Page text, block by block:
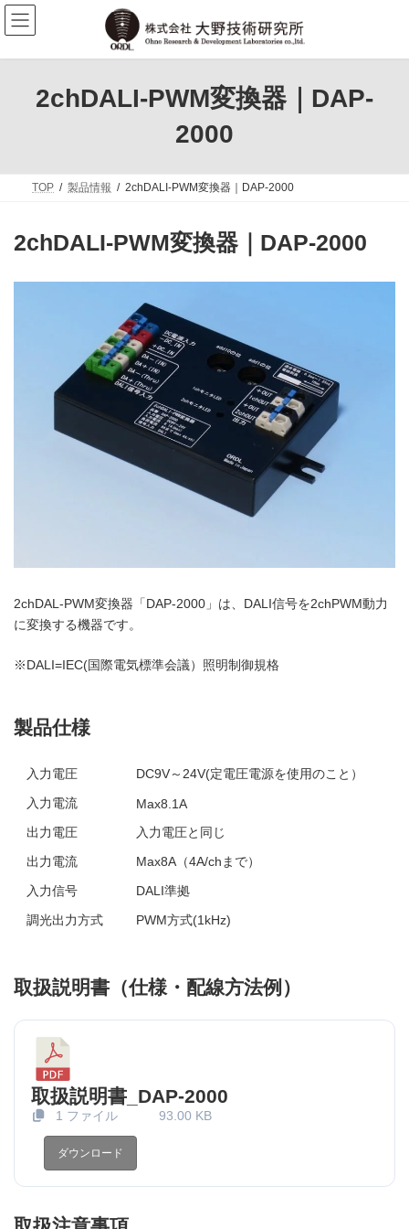
コ
ン
テ
ン
ナ
ビ
ゲ
ー
2chDALI-PWM変換器｜DAP-
2000
TOP 製品情報 2chDALI-PWM変換器｜DAP-2000
2chDALI-PWM変換器｜DAP-2000
2chDAL-PWM変換器「DAP-2000」は、DALI信号を2chPWM動力
に変換する機器です。
※DALI=IEC(国際電気標準会議）照明制御規格
製品仕様
入力電圧
DC9V～24V(定電圧電源を使用のこと）
入力電流
Max8.1A
出力電圧
入力電圧と同じ
出力電流
Max8A（4A/chまで）
入力信号
DALI準拠
調光出力方式
PWM方式(1kHz)
取扱説明書（仕様・配線方法例）
取扱説明書_DAP-2000
1 ファイル 93.00 KB
ダウンロード